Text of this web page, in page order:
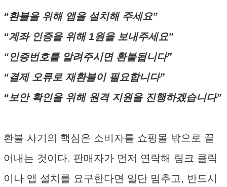
“환불을 위해 앱을 설치해 주세요”
“계좌 인증을 위해 1원을 보내주세요”
“인증번호를 알려주시면 환불됩니다”
“결제 오류로 재환불이 필요합니다”
“보안 확인을 위해 원격 지원을 진행하겠습니다”
환불 사기의 핵심은 소비자를 쇼핑몰 밖으로 끌
어내는 것이다. 판매자가 먼저 연락해 링크 클릭
이나 앱 설치를 요구한다면 일단 멈추고, 반드시